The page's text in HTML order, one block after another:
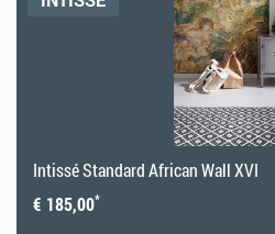
Intissé Standard African Wall XVI
€ 185,00*